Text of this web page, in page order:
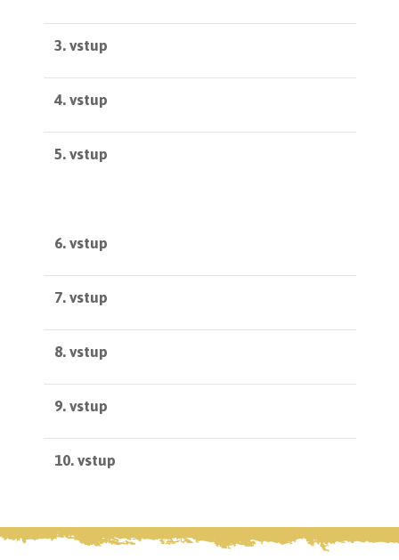
3. vstup
4. vstup
5. vstup
6. vstup
7. vstup
8. vstup
9. vstup
10. vstup